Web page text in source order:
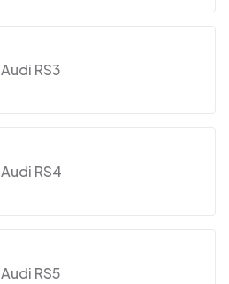
Audi RS3
Audi RS4
Audi RS5